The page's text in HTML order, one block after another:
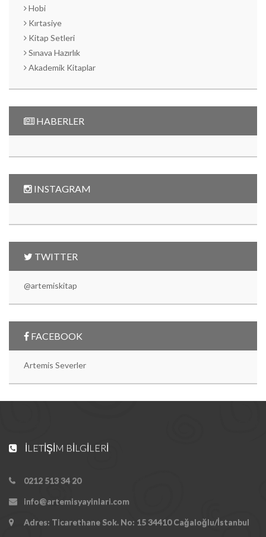
Hobi
Kırtasiye
Kitap Setleri
Sınava Hazırlık
Akademik Kitaplar
HABERLER
INSTAGRAM
TWITTER
@artemiskitap
FACEBOOK
Artemis Severler
İLETIŞIM BILGILERI
0212 513 34 20
info@artemisyayinlari.com
Adres: Ticarethane Sok. No: 15 34410 Cağaloğlu/İstanbul